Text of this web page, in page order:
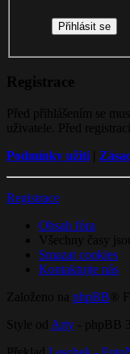
Registrace
Před přihlášením se
uživatele. Před
Podmínky užití|
Registrace
Obsah fóra
Všechny časy
Smazat cookies
Kontaktujte nás
Založeno na phpBB ®
Style od Arty - phpBB